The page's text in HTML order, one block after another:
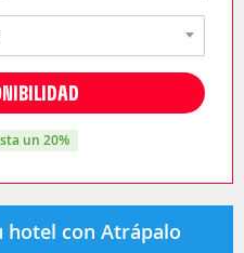
un 20%
hotel con Atrápalo